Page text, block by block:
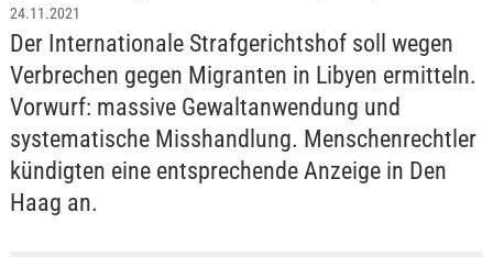
24.11.2021
Der Internationale Strafgerichtshof soll wegen
Verbrechen gegen Migranten in Libyen ermitteln.
Vorwurf: massive Gewaltanwendung und
systematische Misshandlung. Menschenrechtler
kündigten eine entsprechende Anzeige in Den
Haag an.